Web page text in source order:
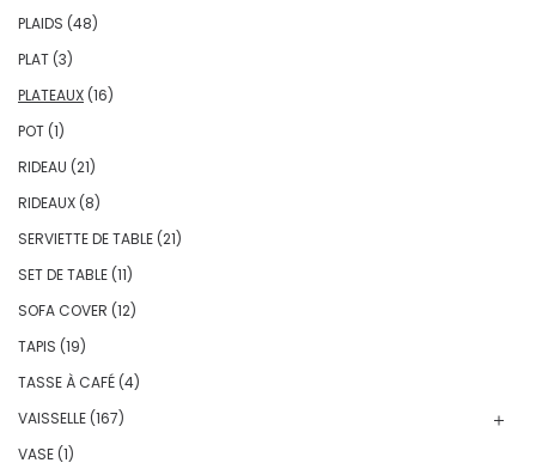
PLAIDS (48)
PLAT (3)
PLATEAUX (16)
POT (1)
RIDEAU (21)
RIDEAUX (8)
SERVIETTE DE TABLE (21)
SET DE TABLE (11)
SOFA COVER (12)
TAPIS (19)
TASSE À CAFÉ (4)
VAISSELLE (167)
VASE (1)